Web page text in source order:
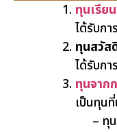
ทุนเรีย
ได้รับก
ทุนสวัส
ได้รับก
ทุนจาก
เป็นทุน
– ทุน